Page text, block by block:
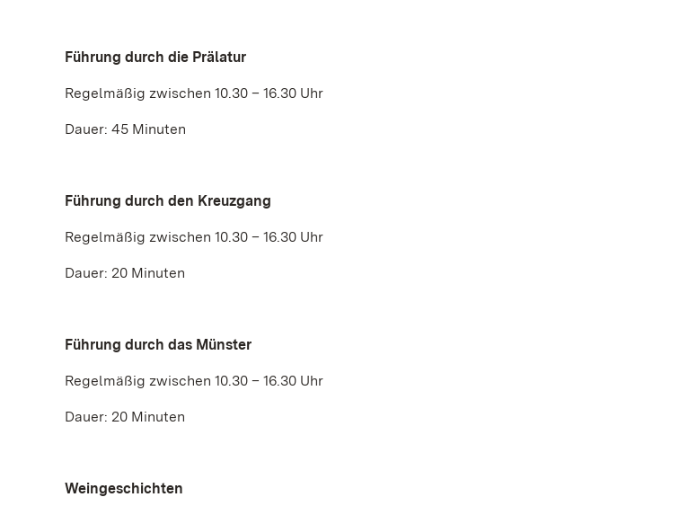
Führung durch die Prälatur
Regelmäßig zwischen 10.30 – 16.30 Uhr
Dauer: 45 Minuten
Führung durch den Kreuzgang
Regelmäßig zwischen 10.30 – 16.30 Uhr
Dauer: 20 Minuten
Führung durch das Münster
Regelmäßig zwischen 10.30 – 16.30 Uhr
Dauer: 20 Minuten
Weingeschichten